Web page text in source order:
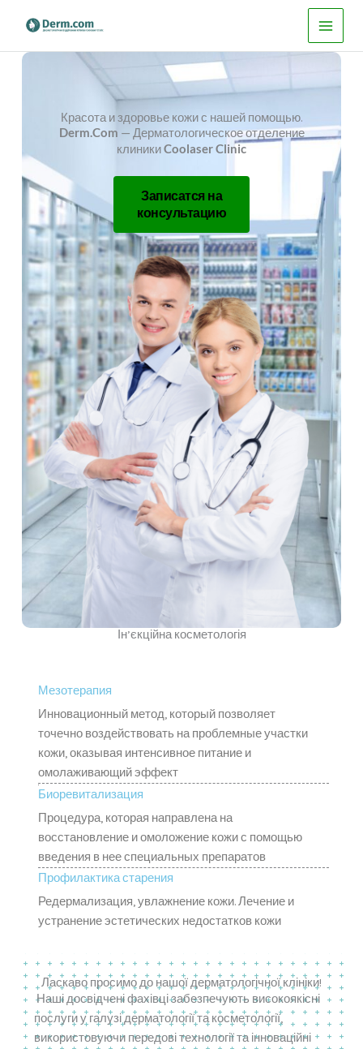
Красота и здоровье кожи с нашей помощью.
Derm.Com — Дерматологическое отделение
клиникиCoolaser Clinic
Записатся на
консультацию
Ін’єкційна косметологія
Мезотерапия
Инновационный метод, который позволяет
точечно воздействовать на проблемные участки
кожи, оказывая интенсивное питание и
омолаживающий эффект
Биоревитализация
Процедура, которая направлена на
восстановление и омоложение кожи с помощью
введения в нее специальных препаратов
Профилактика старения
Редермализация, увлажнение кожи. Лечение и
устранение эстетических недостатков кожи
Ласкаво просимо до нашої дерматологічної клініки!
Наші досвідчені фахівці забезпечують високоякісні
послуги у галузі дерматології та косметології,
використовуючи передові технології та інноваційні